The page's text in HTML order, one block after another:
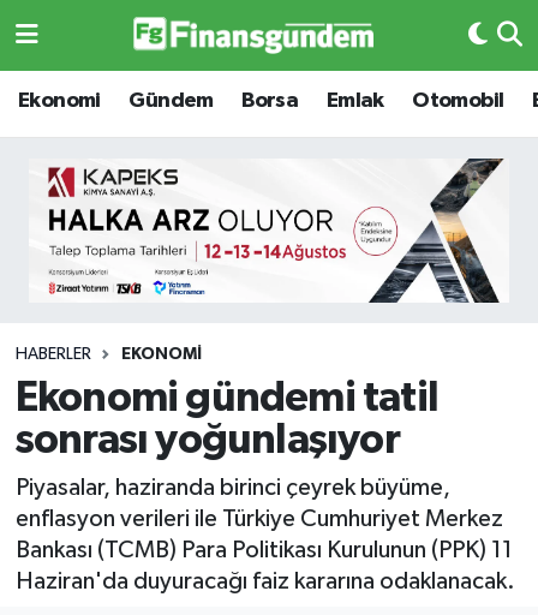
Ekonomi Gündem Borsa Emlak Otomobil
HABERLER EKONOMI
Ekonomi gündemi tatil
sonrası yoğunlaşıyor
Piyasalar, haziranda birinci çeyrek büyüme,
enflasyon verileri ile Türkiye Cumhuriyet Merkez
Bankası (TCMB) Para Politikası Kurulunun (PPK) 11
Haziran'da duyuracağı faiz kararına odaklanacak.
Ekonomi
Borsa
Emlak
Otomobil
Gizlilik Sözleşmesi
Hakkımızda
İletişim
Ekonomi
Borsa
Emlak
Emtia
BITCOIN
Yapay Zeka